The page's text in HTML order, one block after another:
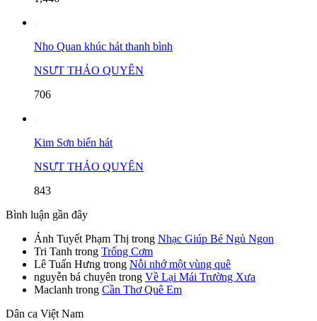
Nho Quan khúc hát thanh bình
NSƯT THẢO QUYÊN
706
Kim Sơn biển hát
NSƯT THẢO QUYÊN
843
Bình luận gần đây
Ánh Tuyết Phạm Thị trong Nhạc Giúp Bé Ngủ Ngon
Tri Tanh trong Trống Cơm
Lê Tuấn Hưng trong Nỗi nhớ một vùng quê
nguyễn bá chuyên trong Về Lại Mái Trường Xưa
Maclanh trong Cần Thơ Quê Em
Dân ca Việt Nam